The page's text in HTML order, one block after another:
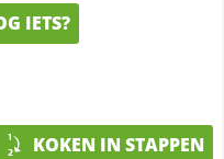
IETS?
KOKEN IN STAPPEN